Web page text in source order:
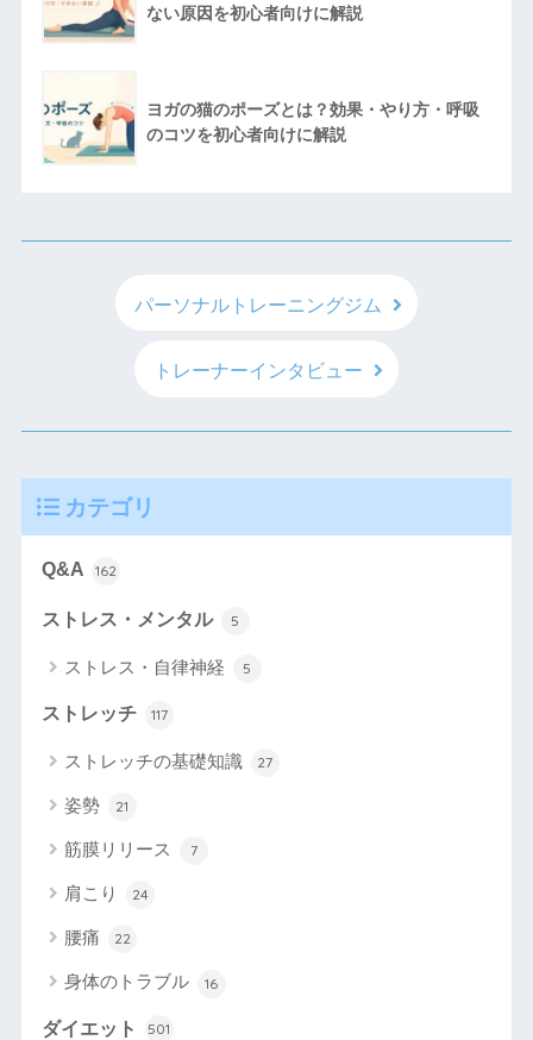
ない原因を初心者向けに解説
ヨガの猫のポーズとは？効果・やり方・呼吸
のコツを初心者向けに解説
パーソナルトレーニングジム
トレーナーインタビュー
カテゴリ
Q&A 162
ストレス・メンタル 5
ストレス・自律神経 5
ストレッチ 117
ストレッチの基礎知識 27
姿勢 21
筋膜リリース 7
肩こり 24
腰痛 22
身体のトラブル 16
ダイエット 501